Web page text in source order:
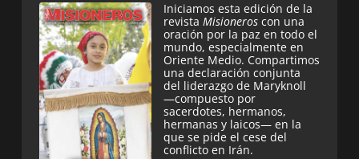
Iniciamos esta edición de la
revista Misioneros con una
oración por la paz en todo el
mundo, especialmente en
Oriente Medio. Compartimos
una declaración conjunta
del liderazgo de Maryknoll
—compuesto por
sacerdotes, hermanos,
hermanas y laicos— en la
que se pide el cese del
conflicto en Irán.